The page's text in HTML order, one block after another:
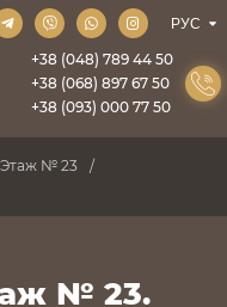
+38 (048) 789 44 50
+38 (068) 897 67 50
+38 (093) 000 77 50
№ 23
№ 23.